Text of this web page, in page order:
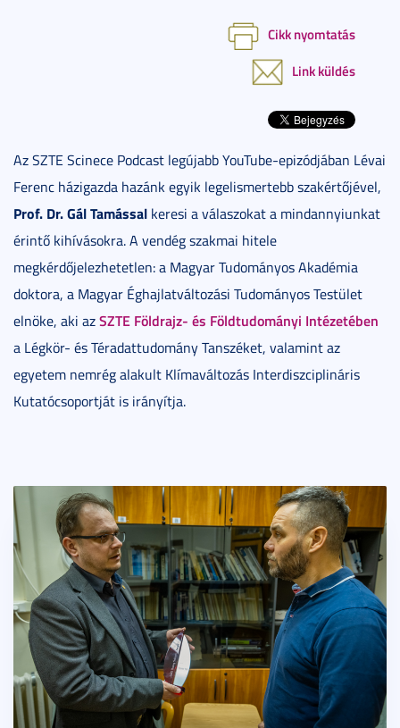
Cikk nyomtatás
Link küldés
Az SZTE Scinece Podcast legújabb YouTube-epizódjában Lévai
Ferenc házigazda hazánk egyik legelismertebb szakértőjével,
Prof. Dr. Gál Tamással keresi a válaszokat a mindannyiunkat
érintő kihívásokra. A vendég szakmai hitele
megkérdőjelezhetetlen: a Magyar Tudományos Akadémia
doktora, a Magyar Éghajlatváltozási Tudományos Testület
elnöke, aki azSZTE Földrajz- és Földtudományi Intézetében
a Légkör- és Téradattudomány Tanszéket, valamint az
egyetem nemrég alakult Klímaváltozás Interdiszciplináris
Kutatócsoportját is irányítja.